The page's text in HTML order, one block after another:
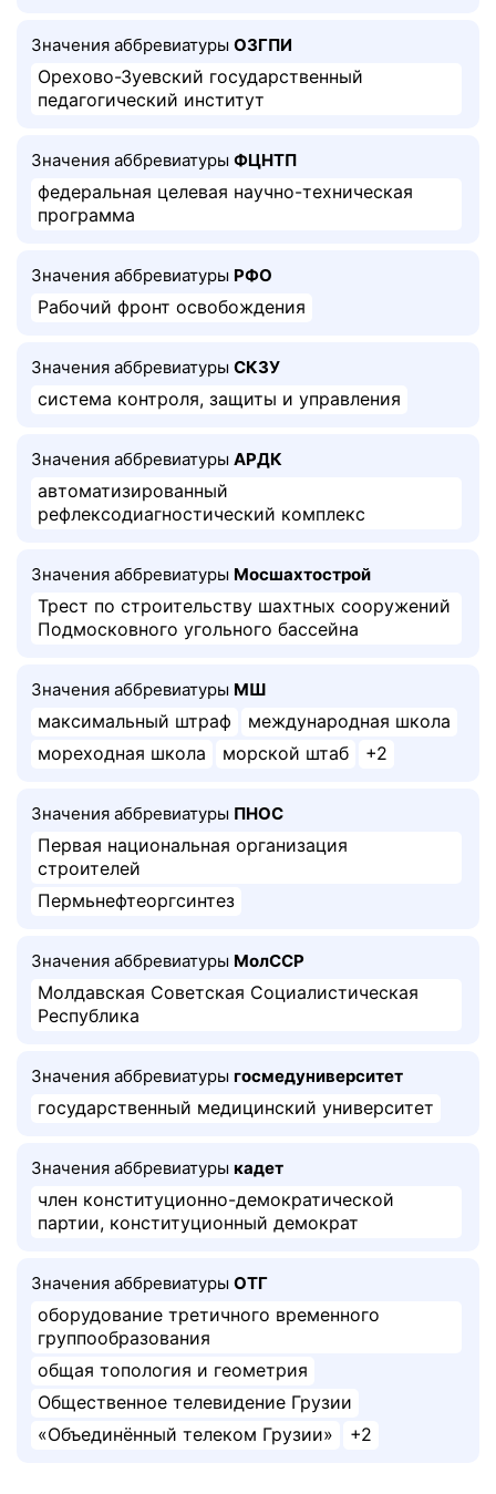
Значения аббревиатуры ОЗГПИ
Орехово-Зуевский государственный
педагогический институт
Значения аббревиатуры ФЦНТП
федеральная целевая научно-техническая
программа
Значения аббревиатуры РФО
Рабочий фронт освобождения
Значения аббревиатуры СКЗУ
система контроля, защиты и управления
Значения аббревиатуры АРДК
автоматизированный
рефлексодиагностический комплекс
Значения аббревиатуры Мосшахтострой
Трест по строительству шахтных сооружений
Подмосковного угольного бассейна
Значения аббревиатуры МШ
максимальный штраф
международная школа
мореходная школа
морской штаб +2
Значения аббревиатуры ПНОС
Первая национальная организация
строителей
Пермьнефтеоргсинтез
Значения аббревиатуры МолССР
Молдавская Советская Социалистическая
Республика
Значения аббревиатуры госмедуниверситет
государственный медицинский университет
Значения аббревиатуры кадет
член конституционно-демократической
партии, конституционный демократ
Значения аббревиатуры ОТГ
оборудование третичного временного
группообразования
общая топология и геометрия
Общественное телевидение Грузии
«Объединённый телеком Грузии»
+2